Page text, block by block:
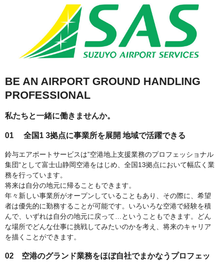
BE AN AIRPORT GROUND HANDLING
PROFESSIONAL
私たちと一緒に働きませんか。
01 全国1 3拠点に事業所を展開 地域で活躍できる
鈴与エアポートサービスは”空港地上支援業務のプロフェッショナル
集団“として富士山静岡空港をはじめ、全国13拠点において幅広く業
務を行っています。
将来は自分の地元に帰ることもできます。
年々新しい事業所がオープンしていることもあり、その際に、希望
者は優先的に勤務することが可能です。いろいろな空港で経験を積
んで、いずれは自分の地元に戻って…ということもできます。どん
な場所でどんな仕事に挑戦してみたいのかを考え、将来のキャリア
を描くことができます。
02 空港のグランド業務をほぼ自社でまかなうプロフェッ